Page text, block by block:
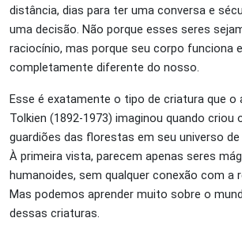
distância, dias para ter uma conversa e
uma decisão. Não porque esses seres
raciocínio, mas porque seu corpo funciona
completamente diferente do nosso.
Esse é exatamente o tipo de criatura que o
Tolkien (1892-1973) imaginou quando criou
guardiões das florestas em seu universo de
À primeira vista, parecem apenas seres
humanoides, sem qualquer conexão com a
Mas podemos aprender muito sobre o
dessas criaturas.